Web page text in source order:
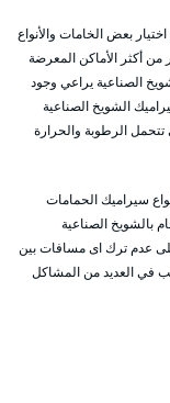
بعض الخامات والأنواع
من أكثر الأماكن المعرضة
الصناعية يراعي وجود
الشويخ الصناعية
الرطوبة والحرارة
سيراميك الحمامات
بالشويخ الصناعية
عدم ترك اى مسافات بين
في العديد من المشاكل